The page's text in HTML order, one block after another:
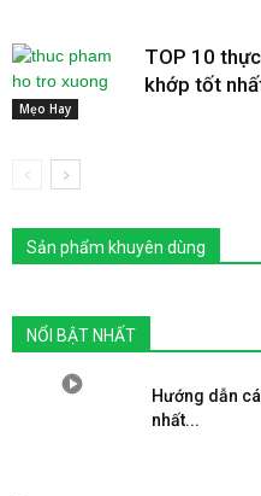
Mẹo Hay
TOP 10
khớp tốt
Sản phẩm khuyên dùng
NỔI BẬT NHẤT
Hướng dẫn
nhất...